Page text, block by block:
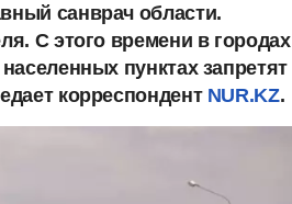
санврач области.
С этого времени в городах
пунктах запретят
корреспондент NUR.KZ.